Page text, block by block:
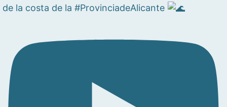
de la costa de la #ProvinciadeAlicante